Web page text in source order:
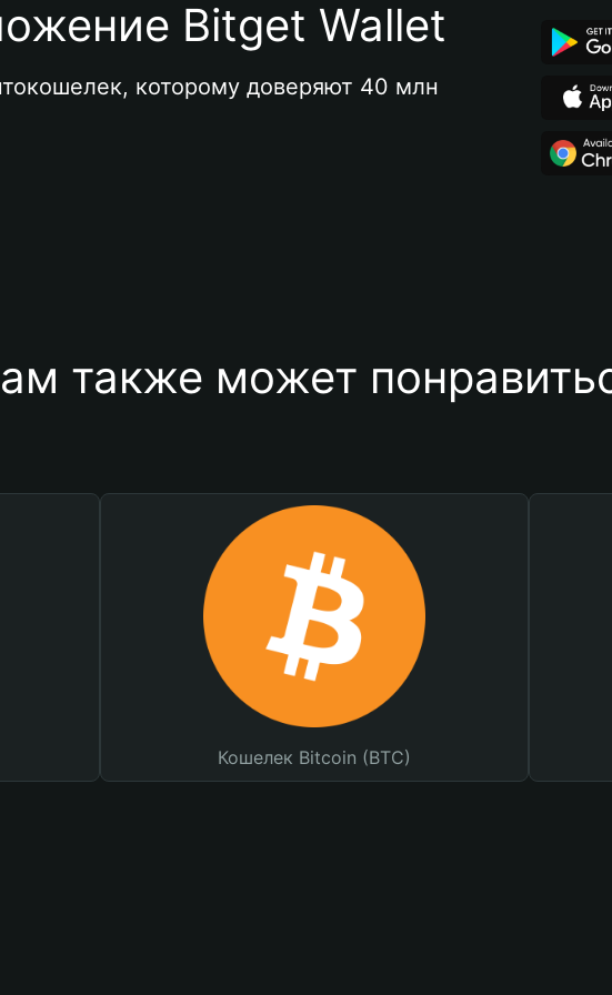
Bitget Wallet
которому доверяют 40 млн
также может
Кошелек Bitcoin (BTC)